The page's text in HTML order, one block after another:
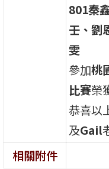
801秦
壬、劉
雯
參加桃
比賽榮
恭喜以
及Gail
相關附件